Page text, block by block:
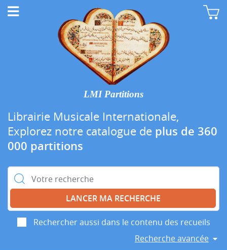
LMI Partitions
Librairie Musicale Internationale,
Explorez notre catalogue de plus de 360
000 partitions
Rechercher :
Rechercher aussi dans le contenu des recueils
Recherche avancée